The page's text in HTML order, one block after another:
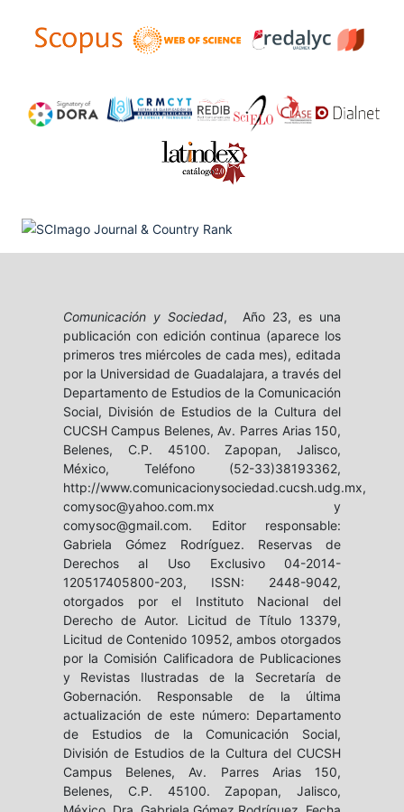
Comunicación y Sociedad, Año 23, es una
publicación con edición continua (aparece los
primeros tres miércoles de cada mes), editada
por la Universidad de Guadalajara, a través del
Departamento de Estudios de la Comunicación
Social, División de Estudios de la Cultura del
CUCSH Campus Belenes, Av. Parres Arias 150,
Belenes, C.P. 45100. Zapopan, Jalisco,
México, Teléfono (52-33)38193362,
http://www.comunicacionysociedad.cucsh.udg.mx,
comysoc@yahoo.com.mx y
comysoc@gmail.com. Editor responsable:
Gabriela Gómez Rodríguez. Reservas de
Derechos al Uso Exclusivo 04-2014-
120517405800-203, ISSN: 2448-9042,
otorgados por el Instituto Nacional del
Derecho de Autor. Licitud de Título 13379,
Licitud de Contenido 10952, ambos otorgados
por la Comisión Calificadora de Publicaciones
y Revistas Ilustradas de la Secretaría de
Gobernación. Responsable de la última
actualización de este número: Departamento
de Estudios de la Comunicación Social,
División de Estudios de la Cultura del CUCSH
Campus Belenes, Av. Parres Arias 150,
Belenes, C.P. 45100. Zapopan, Jalisco,